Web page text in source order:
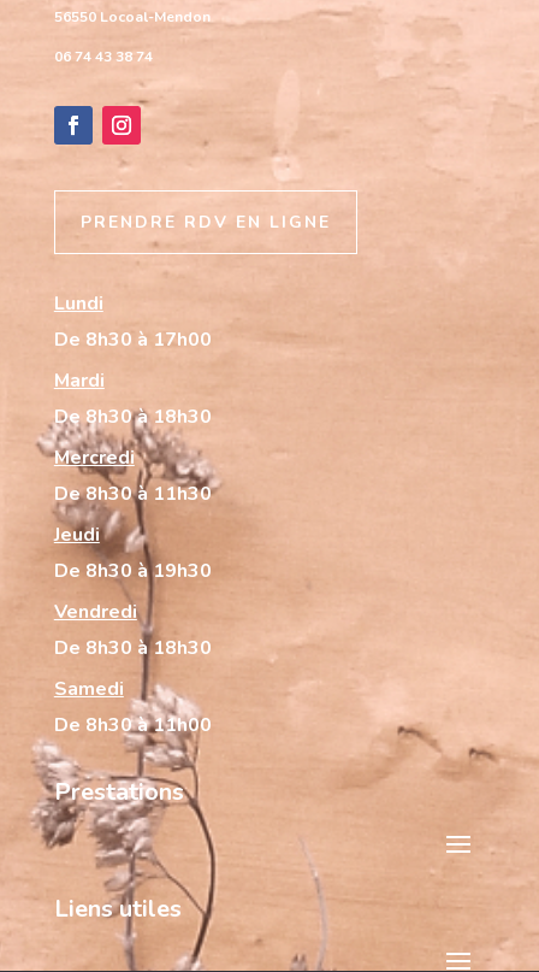
56550 Locoal-Mendon
06 74 43 38 74
PRENDRE RDV EN LIGNE
Lundi
De 8h30 à 17h00
Mardi
De 8h30 à 18h30
Mercredi
De 8h30 à 11h30
Jeudi
De 8h30 à 19h30
Vendredi
De 8h30 à 18h30
Samedi
De 8h30 à 11h00
Prestations
Liens utiles